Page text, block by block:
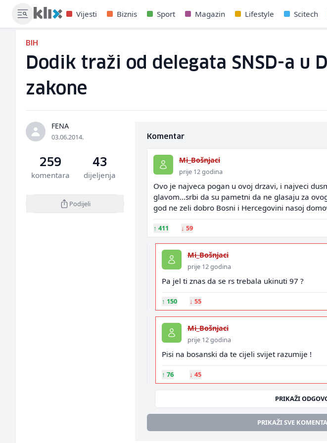
Vijesti Biznis Sport Magazin Lifestyle Scitech
BIH
Dodik traži od delegata SNSD-a u
zakone
FENA
03.06.2014.
259
komentara
43
dijeljenja
Podijeli
Komentar
Mi_Bošnjaci
prije 12 godina
Ovo je najveca pogan u ovoj drzavi, i najveci
glavom...srbi da su pametni da ne glasaju za
god ne zeli dobro Bosni i Hercegovini nasoj
↑ 411 ↓ 59
Mi_Bošnjaci
prije 12 godina
Pa jel ti znas da se rs trebala ukinuti 97 ?
↑ 150 ↓ 55
Mi_Bošnjaci
prije 12 godina
Pisi na bosanski da te cijeli svijet razumije !
↑ 76 ↓ 45
PRIKAŽI
PRIKAŽI SVE